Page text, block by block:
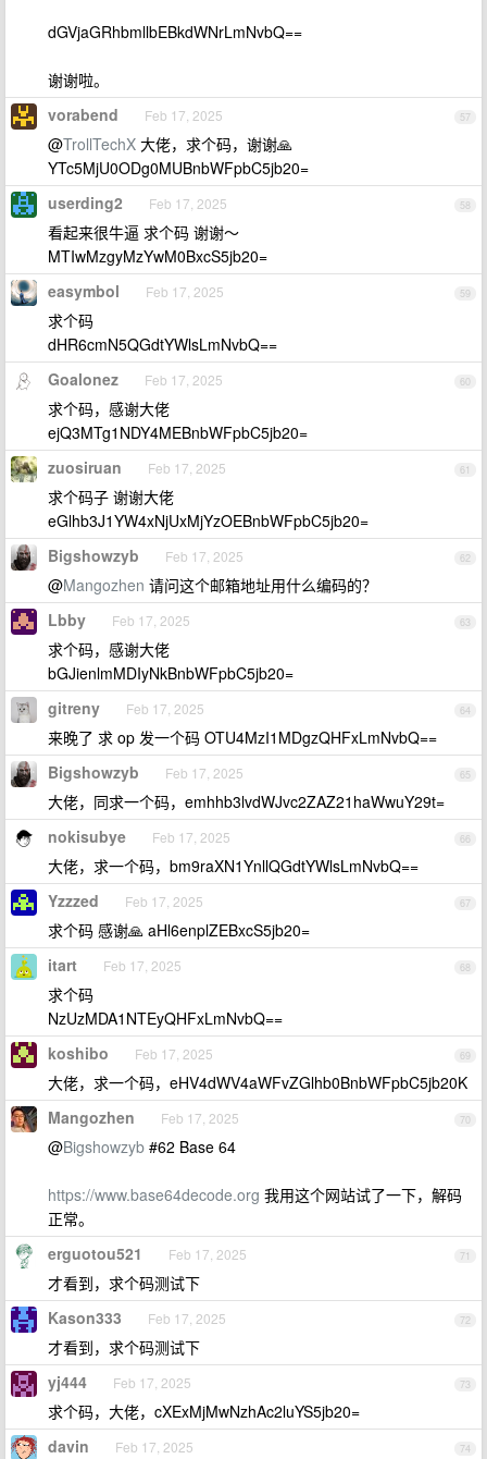
dGVjaGRhbmllbEBkdWNrLmNvbQ==
谢谢啦。
57
vorabend Feb 17, 2025
@TrollTechX 大佬，求个码，谢谢🙏
YTc5MjU0ODg0MUBnbWFpbC5jb20=
58
userding2 Feb 17, 2025
看起来很牛逼 求个码 谢谢～
MTIwMzgyMzYwM0BxcS5jb20=
59
easymbol Feb 17, 2025
求个码
dHR6cmN5QGdtYWlsLmNvbQ==
60
Goalonez Feb 17, 2025
求个码，感谢大佬
ejQ3MTg1NDY4MEBnbWFpbC5jb20=
61
zuosiruan Feb 17, 2025
求个码子 谢谢大佬
eGlhb3J1YW4xNjUxMjYzOEBnbWFpbC5jb20=
62
Bigshowzyb Feb 17, 2025
@Mangozhen 请问这个邮箱地址用什么编码的？
63
Lbby Feb 17, 2025
求个码，感谢大佬
bGJienlmMDIyNkBnbWFpbC5jb20=
64
gitreny Feb 17, 2025
来晚了 求 op 发一个码 OTU4MzI1MDgzQHFxLmNvbQ==
65
Bigshowzyb Feb 17, 2025
大佬，同求一个码，emhhb3lvdWJvc2ZAZ21haWwuY29t=
66
nokisubye Feb 17, 2025
大佬，求一个码，bm9raXN1YnllQGdtYWlsLmNvbQ==
67
Yzzzed Feb 17, 2025
求个码 感谢🙏 aHl6enplZEBxcS5jb20=
68
itart Feb 17, 2025
求个码
NzUzMDA1NTEyQHFxLmNvbQ==
69
koshibo Feb 17, 2025
大佬，求一个码，eHV4dWV4aWFvZGlhb0BnbWFpbC5jb20K
70
Mangozhen Feb 17, 2025
@Bigshowzyb #62 Base 64
https://www.base64decode.org 我用这个网站试了一下，解码
正常。
71
erguotou521 Feb 17, 2025
才看到，求个码测试下
72
Kason333 Feb 17, 2025
才看到，求个码测试下
73
yj444 Feb 17, 2025
求个码，大佬，cXExMjMwNzhAc2luYS5jb20=
74
davin Feb 17, 2025